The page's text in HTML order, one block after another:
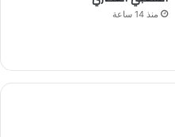
منذ 14 ساعة